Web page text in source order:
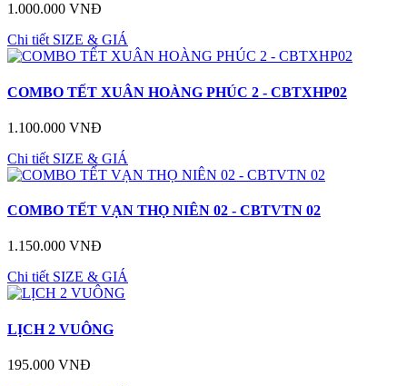
1.000.000 VNĐ
Chi tiết SIZE & GIÁ
COMBO TẾT XUÂN HOÀNG PHÚC 2 - CBTXHP02
1.100.000 VNĐ
Chi tiết SIZE & GIÁ
COMBO TẾT VẠN THỌ NIÊN 02 - CBTVTN 02
1.150.000 VNĐ
Chi tiết SIZE & GIÁ
LỊCH 2 VUÔNG
195.000 VNĐ